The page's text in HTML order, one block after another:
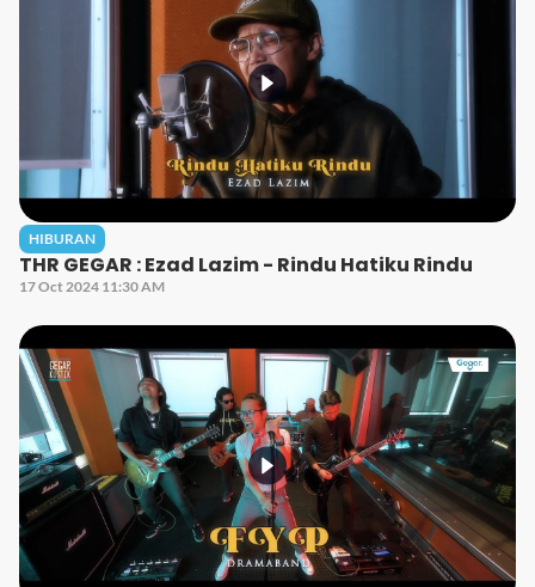
HIBURAN
THR GEGAR : Ezad Lazim - Rindu Hatiku Rindu
17 Oct 2024 11:30 AM